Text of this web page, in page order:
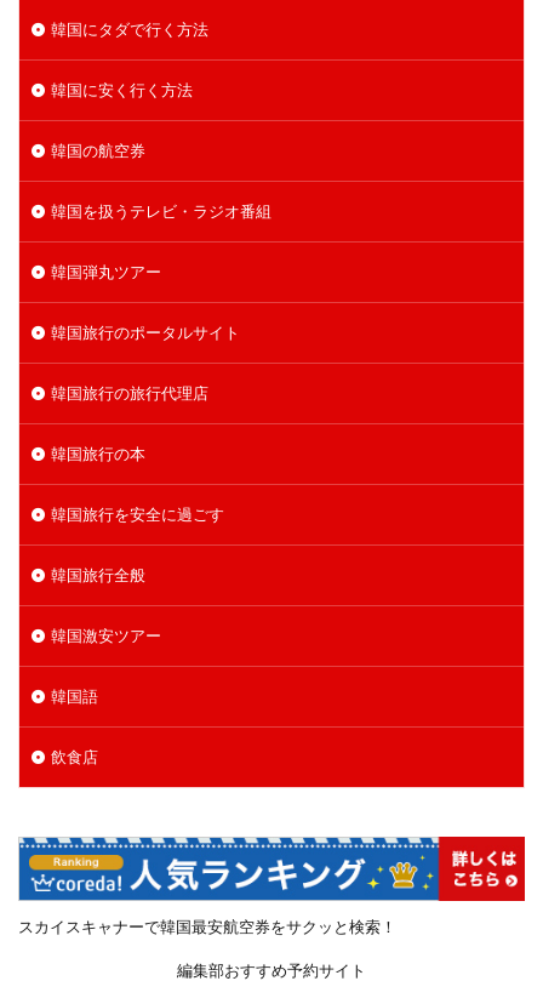
韓国にタダで行く方法
韓国に安く行く方法
韓国の航空券
韓国を扱うテレビ・ラジオ番組
韓国弾丸ツアー
韓国旅行のポータルサイト
韓国旅行の旅行代理店
韓国旅行の本
韓国旅行を安全に過ごす
韓国旅行全般
韓国激安ツアー
韓国語
飲食店
スカイスキャナーで韓国最安航空券をサクッと検索！
編集部おすすめ予約サイト